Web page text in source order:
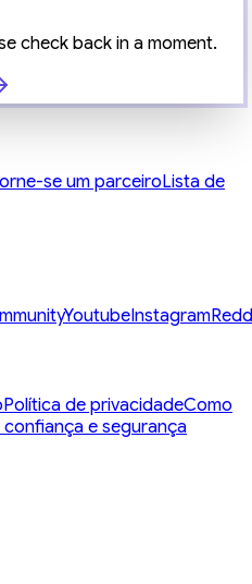
check back in a moment.
se um parceiroLista de
YoutubeInstagram
Política de privacidadeComo
confiança e segurança